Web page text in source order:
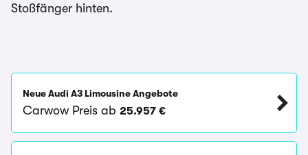
Stoßfänger hinten.
Neue Audi A3 Limousine Angebote
Carwow Preis ab 25.957 €